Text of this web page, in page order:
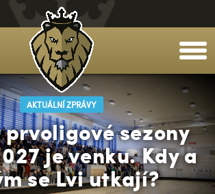
AKTUÁLNÍ ZPRÁVY
prvoligové sezony
je venku. Kdy a
se Lvi utkají?